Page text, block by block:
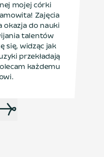
mojej córki
Zajęcia
okazja do nauki
talentów
się, widząc jak
przekładają
każdemu